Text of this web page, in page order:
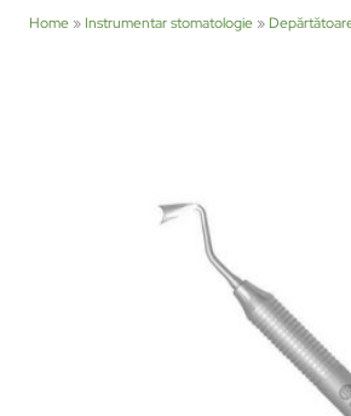
Home » Instrumentar stomatologie »